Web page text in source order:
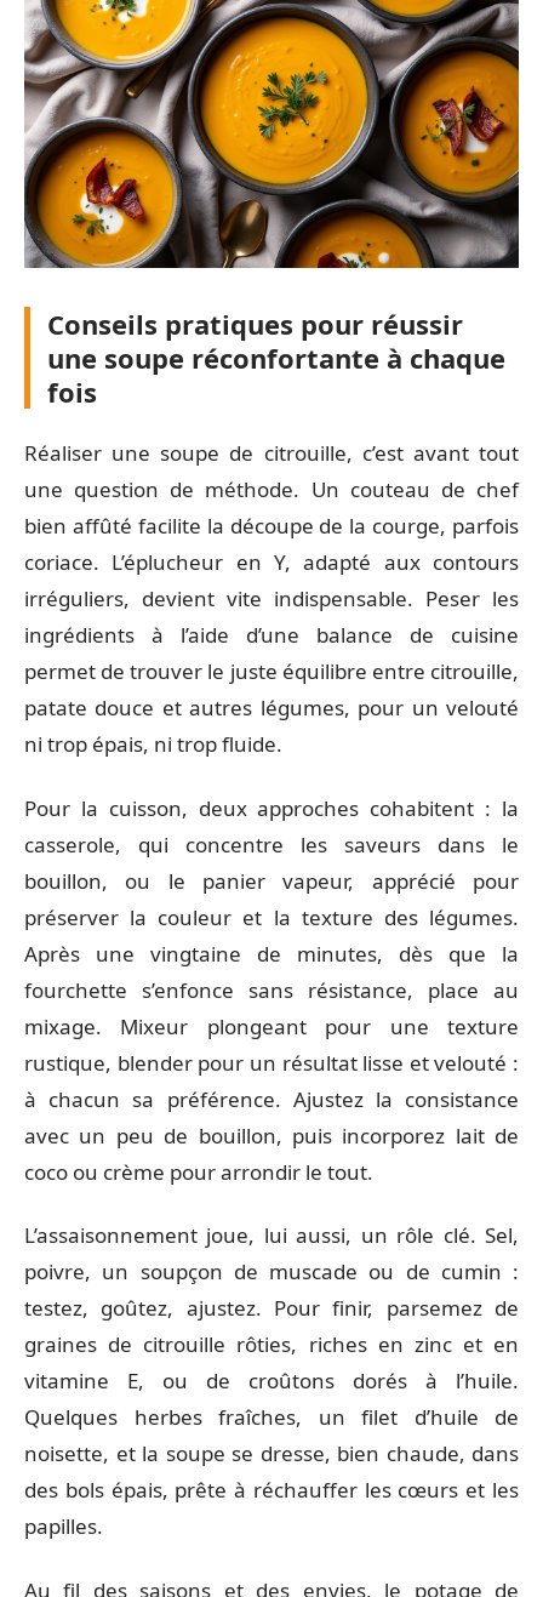
Conseils pratiques pour réussir
une soupe réconfortante à chaque
fois
Réaliser une soupe de citrouille, c’est avant tout
une question de méthode. Un couteau de chef
bien affûté facilite la découpe de la courge, parfois
coriace. L’éplucheur en Y, adapté aux contours
irréguliers, devient vite indispensable. Peser les
ingrédients à l’aide d’une balance de cuisine
permet de trouver le juste équilibre entre citrouille,
patate douce et autres légumes, pour un velouté
ni trop épais, ni trop fluide.
Pour la cuisson, deux approches cohabitent : la
casserole, qui concentre les saveurs dans le
bouillon, ou le panier vapeur, apprécié pour
préserver la couleur et la texture des légumes.
Après une vingtaine de minutes, dès que la
fourchette s’enfonce sans résistance, place au
mixage. Mixeur plongeant pour une texture
rustique, blender pour un résultat lisse et velouté :
à chacun sa préférence. Ajustez la consistance
avec un peu de bouillon, puis incorporez lait de
coco ou crème pour arrondir le tout.
L’assaisonnement joue, lui aussi, un rôle clé. Sel,
poivre, un soupçon de muscade ou de cumin :
testez, goûtez, ajustez. Pour finir, parsemez de
graines de citrouille rôties, riches en zinc et en
vitamine E, ou de croûtons dorés à l’huile.
Quelques herbes fraîches, un filet d’huile de
noisette, et la soupe se dresse, bien chaude, dans
des bols épais, prête à réchauffer les cœurs et les
papilles.
Au fil des saisons et des envies, le potage de